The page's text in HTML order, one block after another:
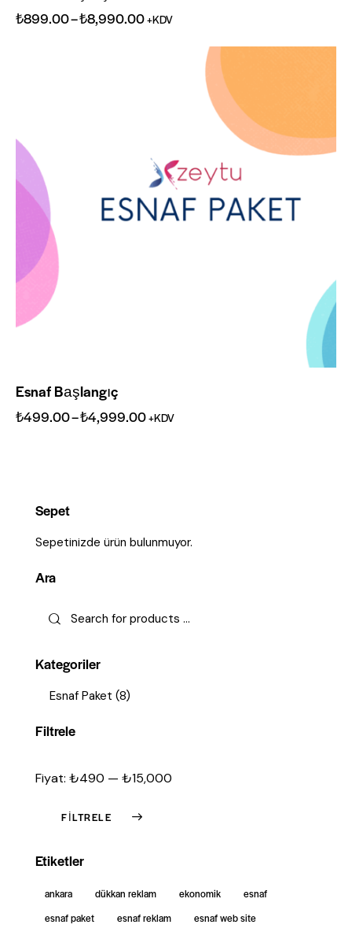
₺899.00–₺8,990.00+KDV
Esnaf Başlangıç
₺499.00–₺4,999.00+KDV
Sepet
Sepetinizde ürün bulunmuyor.
Ara
Kategoriler
Esnaf Paket (8)
Filtrele
FILTRELE
Fiyat: ₺490 — ₺15,000
Etiketler
ankara dükkan reklam ekonomik
esnaf
esnaf paket
esnaf reklam
esnaf web site